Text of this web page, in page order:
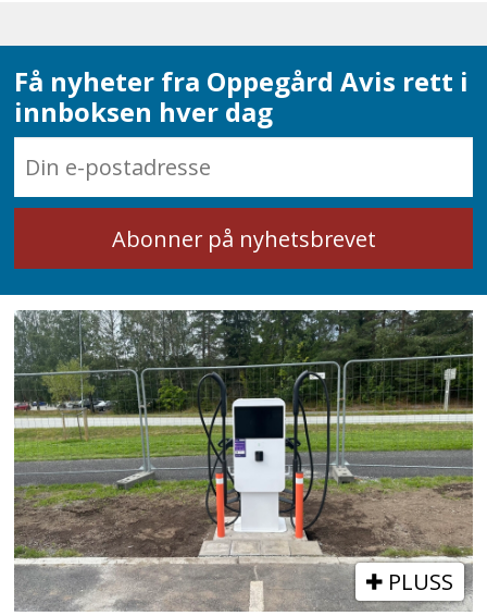
Få nyheter fra Oppegård Avis rett i
innboksen hver dag
PLUSS